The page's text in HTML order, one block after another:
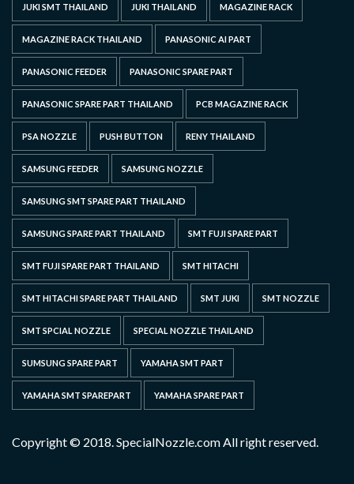
JUKI SMT THAILAND JUKI THAILAND MAGAZINE RACK
MAGAZINE RACK THAILAND PANASONIC AI PART
PANASONIC FEEDER PANASONIC SPARE PART
PANASONIC SPARE PART THAILAND PCB MAGAZINE RACK
PSA NOZZLE PUSH BUTTON RENY THAILAND
SAMSUNG FEEDER SAMSUNG NOZZLE
SAMSUNG SMT SPARE PART THAILAND
SAMSUNG SPARE PART THAILAND SMT FUJI SPARE PART
SMT FUJI SPARE PART THAILAND SMT HITACHI
SMT HITACHI SPARE PART THAILAND SMT JUKI SMT NOZZLE
SMT SPCIAL NOZZLE SPECIAL NOZZLE THAILAND
SUMSUNG SPARE PART YAMAHA SMT PART
YAMAHA SMT SPAREPART YAMAHA SPARE PART
Copyright © 2018. SpecialNozzle.com All right reserved.